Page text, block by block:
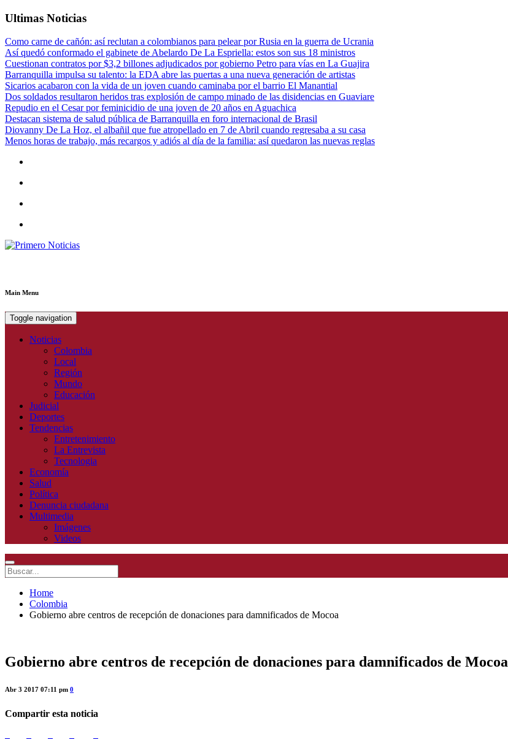
Ultimas Noticias
Como carne de cañón: así reclutan a colombianos para pelear por Rusia en la guerra de Ucrania
Así quedó conformado el gabinete de Abelardo De La Espriella: estos son sus 18 ministros
Cuestionan contratos por $3,2 billones adjudicados por gobierno Petro para vías en La Guajira
Barranquilla impulsa su talento: la EDA abre las puertas a una nueva generación de artistas
Sicarios acabaron con la vida de un joven cuando caminaba por el barrio El Manantial
Dos soldados resultaron heridos tras explosión de campo minado de las disidencias en Guaviare
Repudio en el Cesar por feminicidio de una joven de 20 años en Aguachica
Destacan sistema de salud pública de Barranquilla en foro internacional de Brasil
Diovanny De La Hoz, el albañil que fue atropellado en 7 de Abril cuando regresaba a su casa
Menos horas de trabajo, más recargos y adiós al día de la familia: así quedaron las nuevas reglas
Main Menu
Toggle navigation
Noticias
Colombia
Local
Región
Mundo
Educación
Judicial
Deportes
Tendencias
Entretenimiento
La Entrevista
Tecnologia
Economía
Salud
Política
Denuncia ciudadana
Multimedia
Imágenes
Videos
Home
Colombia
Gobierno abre centros de recepción de donaciones para damnificados de Mocoa
Gobierno abre centros de recepción de donaciones para damnificados de Mocoa
Abr 3 2017 07:11 pm 0
Compartir esta noticia